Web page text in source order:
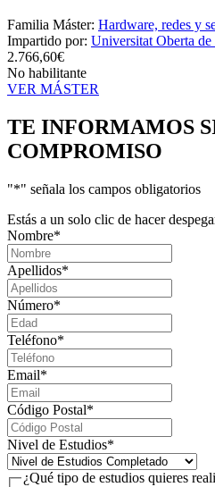
Familia Máster: Hardware, redes y
Impartido por: Universitat Oberta de
2.766,60€
No habilitante
VER MÁSTER
TE INFORMAMOS
COMPROMISO
"*" señala los campos obligatorios
Estás a un solo clic de hacer
Nombre*
Apellidos*
Número*
Teléfono*
Email*
Código Postal*
Nivel de Estudios*
¿Qué tipo de estudios quieres